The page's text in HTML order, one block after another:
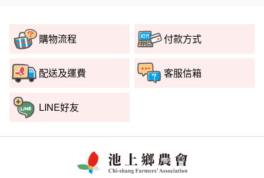
購物流程 付款方式
配送及運費 客服信箱
LINE好友